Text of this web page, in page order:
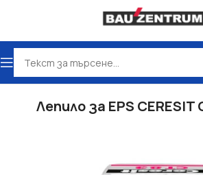
Начало Топлоизолация
Лепило за EPS CERESIT